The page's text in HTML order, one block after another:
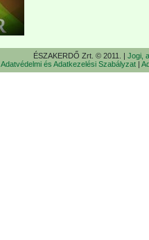
ÉSZAKERDŐ Zrt. © 2011. | Jogi,
Adatvédelmi és Adatkezelési Szabályzat|